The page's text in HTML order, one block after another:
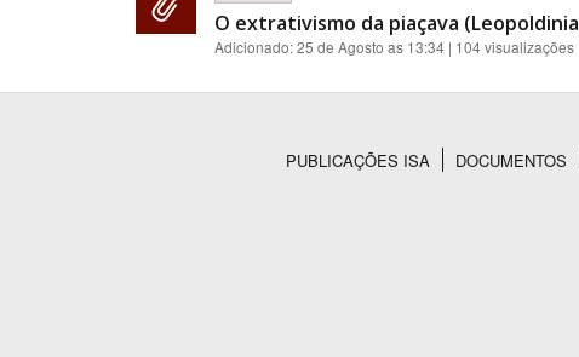
O extrativismo da piaçava
Adicionado:25 de Agosto as 13:34 | 104 visualizações
PUBLICAÇÕES ISA DOCUMENTOS